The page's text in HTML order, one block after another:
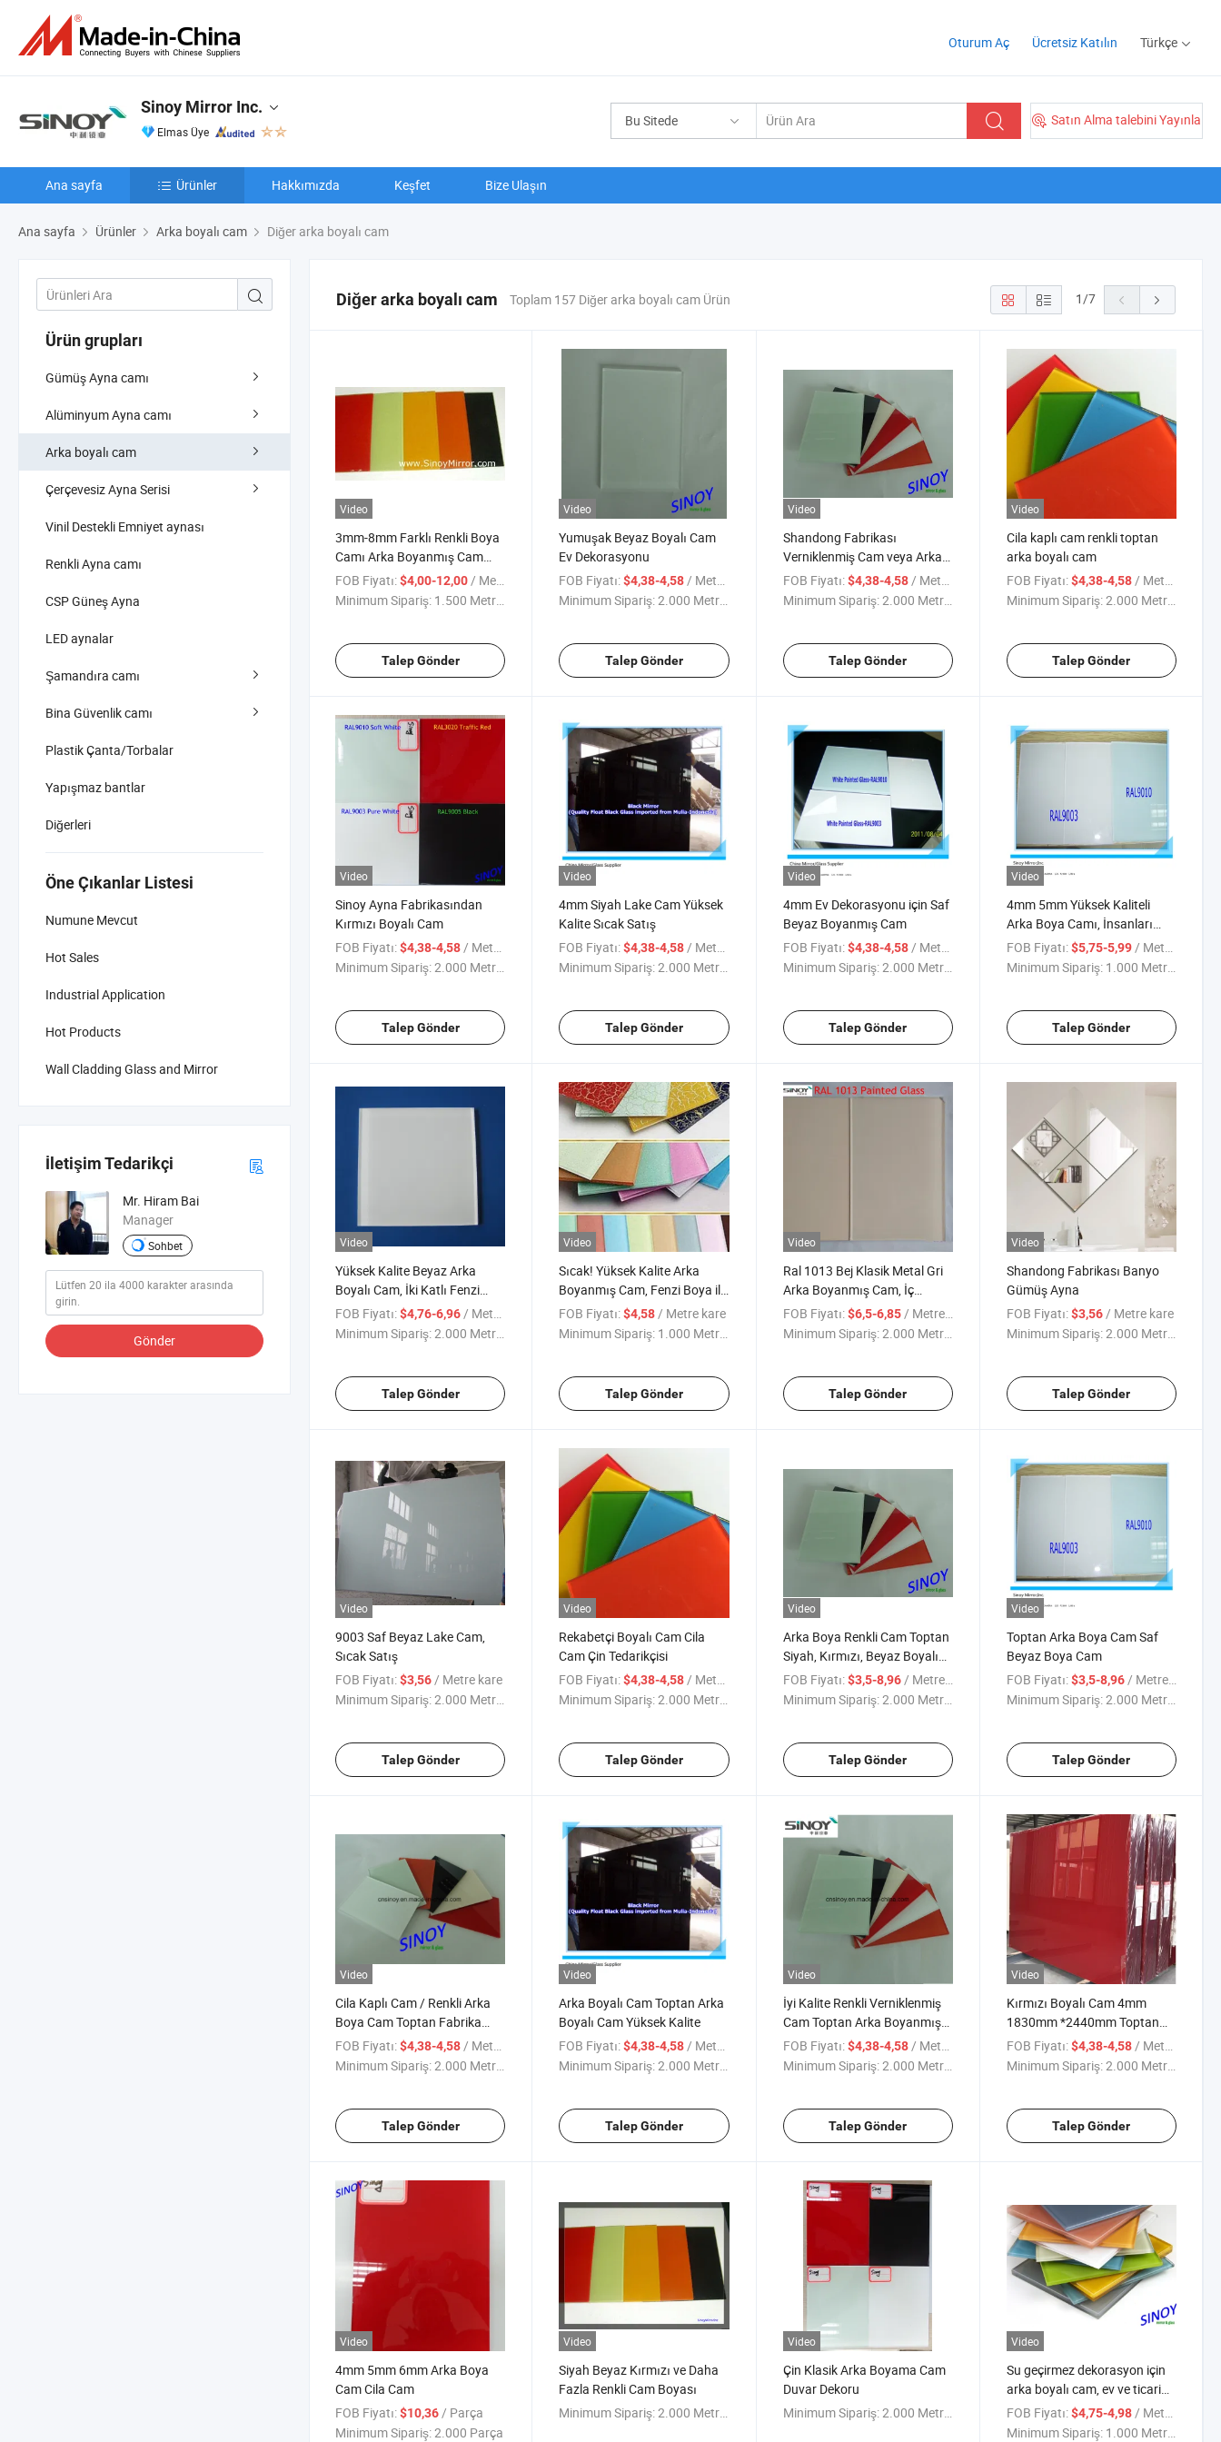
Oturum Aç Ücretsiz Katılın Türkçe
Bu Sitede Satın Alma talebini Yayınla
Sinoy Mirror Inc.
Elmas Üye
Ana sayfa Ürünler Hakkımızda Keşfet Bize Ulaşın
Ana sayfa Ürünler Arka boyalı cam Diğer arka boyalı cam
Ürün grupları
Gümüş Ayna camı
Alüminyum Ayna camı
Arka boyalı cam
Çerçevesiz Ayna Serisi
Vinil Destekli Emniyet aynası
Renkli Ayna camı
CSP Güneş Ayna
LED aynalar
Şamandıra camı
Bina Güvenlik camı
Plastik Çanta/Torbalar
Yapışmaz bantlar
Diğerleri
Öne Çıkanlar Listesi
Numune Mevcut
Hot Sales
Industrial Application
Hot Products
Wall Cladding Glass and Mirror
İletişim Tedarikçi
Mr. Hiram Bai
Manager
Sohbet
Gönder
Diğer arka boyalı cam Toplam 157 Diğer arka boyalı cam Ürün 1/7
Video
3mm-8mm Farklı Renkli Boya
Camı Arka Boyanmış Cam
Cila Cam
FOB Fiyatı:$4,00-12,00/ Metre kare
Minimum Sipariş: 1.500 Metrekare
Talep Gönder
Video
Yumuşak Beyaz Boyalı Cam
Ev Dekorasyonu
FOB Fiyatı: $4,38-4,58/ Metre kare
Minimum Sipariş:2.000 Metrekare
Talep Gönder
Video
Shandong Fabrikası
Verniklenmiş Cam veya Arka
Boyanmış Cam Toptan Satışı
FOB Fiyatı: $4,38-4,58/ Metre kare
Minimum Sipariş:2.000 Metrekare
Talep Gönder
Video
Cila kaplı cam renkli toptan
arka boyalı cam
FOB Fiyatı: $4,38-4,58/ Metre kare
Minimum Sipariş:2.000 Metrekare
Talep Gönder
Video
Sinoy Ayna Fabrikasından
Kırmızı Boyalı Cam
FOB Fiyatı:$4,38-4,58 / Metre kare
Minimum Sipariş:2.000 Metrekare
Talep Gönder
Video
4mm Siyah Lake Cam Yüksek
Kalite Sıcak Satış
FOB Fiyatı: $4,38-4,58 / Metre kare
Minimum Sipariş:2.000 Metrekare
Talep Gönder
Video
4mm Ev Dekorasyonu için Saf
Beyaz Boyanmış Cam
FOB Fiyatı: $4,38-4,58 / Metre kare
Minimum Sipariş:2.000 Metrekare
Talep Gönder
Video
4mm 5mm Yüksek Kaliteli
Arka Boya Camı, İnsanları
Koruma Amaçlı Cat-I Film ve
Cat-II Film ile
FOB Fiyatı: $5,75-5,99 / Metre kare
Minimum Sipariş: 1.000 Metrekare
Talep Gönder
Video
Yüksek Kalite Beyaz Arka
Boyalı Cam, İki Katlı Fenzi
Boyası ile
FOB Fiyatı:$4,76-6,96 / Metre kare
Minimum Sipariş:2.000 Metrekare
Talep Gönder
Video
Sıcak! Yüksek Kalite Arka
Boyanmış Cam, Fenzi Boya ile
Müşteri Boyutunda
FOB Fiyatı: $4,58 / Metre kare
Minimum Sipariş: 1.000 Metrekare
Talep Gönder
Video
Ral 1013 Bej Klasik Metal Gri
Arka Boyanmış Cam, İç
Mekan Dekorasyonu için Lake
Cam
FOB Fiyatı: $6,5-6,85 / Metre kare
Minimum Sipariş:2.000 Metrekare
Talep Gönder
Video
Shandong Fabrikası Banyo
Gümüş Ayna
FOB Fiyatı: $3,56 / Metre kare
Minimum Sipariş:2.000 Metrekare
Talep Gönder
Video
9003 Saf Beyaz Lake Cam,
Sıcak Satış
FOB Fiyatı:$3,56/ Metre kare
Minimum Sipariş:2.000 Metrekare
Talep Gönder
Video
Rekabetçi Boyalı Cam Cila
Cam Çin Tedarikçisi
FOB Fiyatı: $4,38-4,58 / Metre kare
Minimum Sipariş:2.000 Metrekare
Talep Gönder
Video
Arka Boya Renkli Cam Toptan
Siyah, Kırmızı, Beyaz Boyalı
Cam
FOB Fiyatı: $3,5-8,96/ Metre kare
Minimum Sipariş:2.000 Metrekare
Talep Gönder
Video
Toptan Arka Boya Cam Saf
Beyaz Boya Cam
FOB Fiyatı: $3,5-8,96/ Metre kare
Minimum Sipariş:2.000 Metrekare
Talep Gönder
Video
Cila Kaplı Cam / Renkli Arka
Boya Cam Toptan Fabrika
Fiyatı
FOB Fiyatı:$4,38-4,58/ Metre kare
Minimum Sipariş:2.000 Metrekare
Talep Gönder
Video
Arka Boyalı Cam Toptan Arka
Boyalı Cam Yüksek Kalite
FOB Fiyatı: $4,38-4,58/ Metre kare
Minimum Sipariş:2.000 Metrekare
Talep Gönder
Video
İyi Kalite Renkli Verniklenmiş
Cam Toptan Arka Boyanmış
Cam
FOB Fiyatı: $4,38-4,58/ Metre kare
Minimum Sipariş:2.000 Metrekare
Talep Gönder
Video
Kırmızı Boyalı Cam 4mm
1830mm *2440mm Toptan
Satış
FOB Fiyatı: $4,38-4,58/ Metre kare
Minimum Sipariş:2.000 Metrekare
Talep Gönder
Video
4mm 5mm 6mm Arka Boya
Cam Cila Cam
FOB Fiyatı:$10,36 / Parça
Minimum Sipariş:2.000 Parça
Video
Siyah Beyaz Kırmızı ve Daha
Fazla Renkli Cam Boyası
Minimum Sipariş:2.000 Metrekare
Video
Çin Klasik Arka Boyama Cam
Duvar Dekoru
Minimum Sipariş:2.000 Metrekare
Video
Su geçirmez dekorasyon için
arka boyalı cam, ev ve ticari
uygulamalar için kullanılır
FOB Fiyatı: $4,75-4,98 / Metre kare
Minimum Sipariş: 1.000 Metrekare